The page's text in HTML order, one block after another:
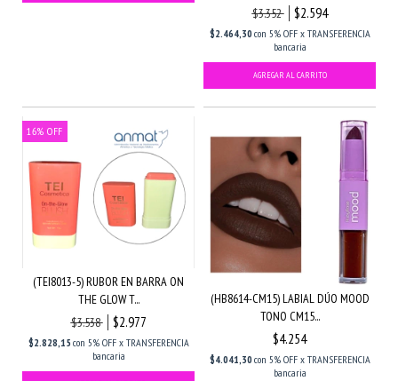
$3.352
$2.594
$2.464,30con 5% OFF x TRANSFERENCIA
bancaria
16% OFF
(TEI8013-5) RUBOR EN BARRA ON
THE GLOW T...
$3.538
$2.977
$2.828,15 con 5% OFF x TRANSFERENCIA
bancaria
(HB8614-CM15) LABIAL DÚO MOOD
TONO CM15...
$4.254
$4.041,30con 5% OFF x TRANSFERENCIA
bancaria